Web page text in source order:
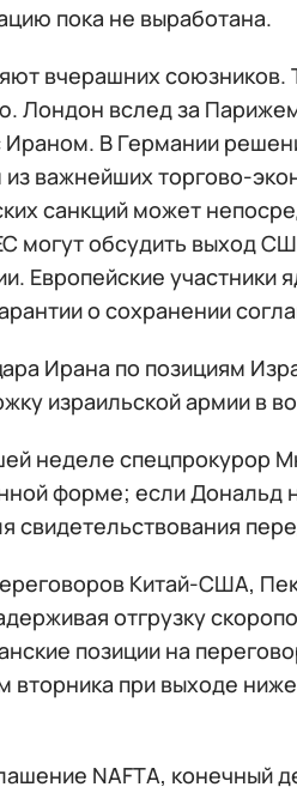
пока не выработана.
вчерашних
Лондон вслед за
В Германии
важнейших торгово-
санкций может
обсудить выход
Европейские участники
о сохранении
Ирана по позициям
израильской армии в
неделе спецпрокурор
форме; если Дональд
свидетельствования
Китай-США,
отгрузку
позиции на
вторника при выходе
NAFTA, конечный